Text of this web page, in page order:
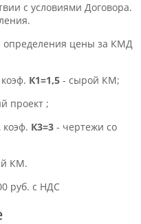
с условиями Договора.
определения цены за КМД
К1=1,5 - сырой КМ;
проект ;
коэф. К3=3 - чертежи со
КМ.
руб. с НДС